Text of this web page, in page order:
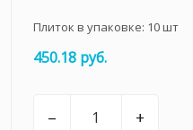
Плиток в упаковке: 10шт
450.18 руб.
– +